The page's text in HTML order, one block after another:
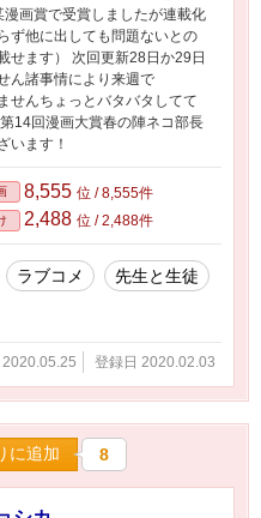
画賞で受賞しましたが連載化
ず他に出しても問題ないとの
せます） 次回更新28日か29日
ん諸事情により来週で
んちょっとバタバタしてて
14回漫画大賞春の陣ネコ部長
います！
8,555 位 / 8,555件
2,488 位 / 2,488件
ラブコメ
先生と生徒
登録日 2020.02.03
に追加 8